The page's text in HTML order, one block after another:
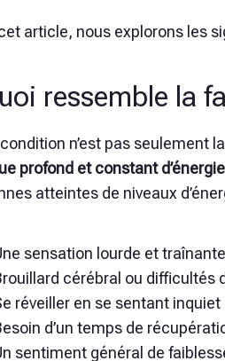
article, nous explorons les
ressemble la
n’est pas seulement
profond et constant d’énergie
atteintes de niveaux
sensation lourde et
cérébral ou difficultés
réveiller en se sentant inquiet
d’un temps de
sentiment général de